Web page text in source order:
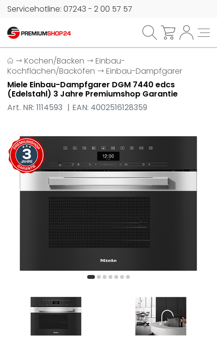
Servicehotline: 07243 - 2 00 57 57
Kochen/Backen
Einbau-
Kochflächen/Backöfen
Einbau-Dampfgarer
Miele Einbau-Dampfgarer DGM 7440 edcs
(Edelstahl) 3 Jahre Premiumshop Garantie
Art. NR: 1114593
EAN: 4002516128359